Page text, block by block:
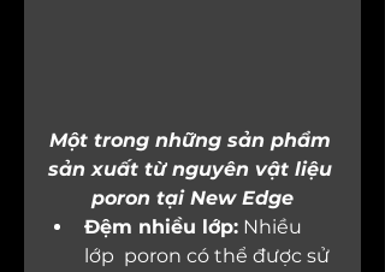
Một trong những sản phẩm
sản xuất từ nguyên vật liệu
poron tại New Edge
Đệm nhiều lớp: Nhiều
lớp  poron có thể được sử